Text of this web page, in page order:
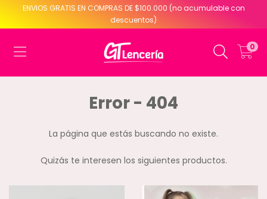
ENVIOS GRATIS EN COMPRAS DE $100.000 (no acumulable con
descuentos)
0
Error - 404
La página que estás buscando no existe.
Quizás te interesen los siguientes productos.